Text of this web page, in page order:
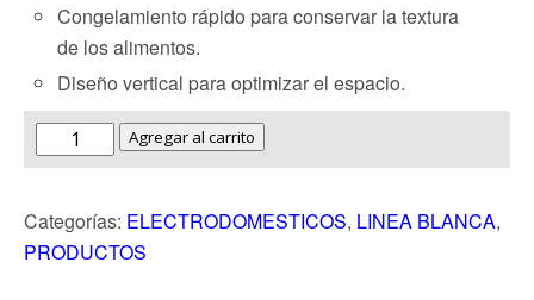
Congelamiento rápido para conservar la textura
de los alimentos.
Diseño vertical para optimizar el espacio.
Agregar al carrito
Categorías: ELECTRODOMESTICOS, LINEA BLANCA,
PRODUCTOS